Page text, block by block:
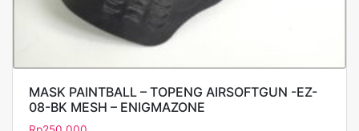
MASK PAINTBALL – TOPENG AIRSOFTGUN -EZ-
08-BK MESH – ENIGMAZONE